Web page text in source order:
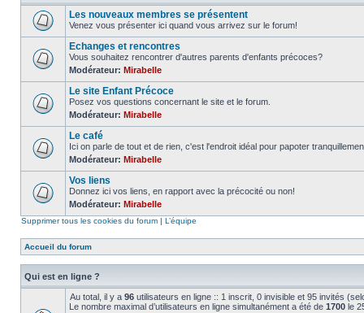
Les nouveaux membres se présentent
Venez vous présenter ici quand vous arrivez sur le forum!
Echanges et rencontres
Vous souhaitez rencontrer d'autres parents d'enfants précoces?
Modérateur: Mirabelle
Le site Enfant Précoce
Posez vos questions concernant le site et le forum.
Modérateur: Mirabelle
Le café
Ici on parle de tout et de rien, c'est l'endroit idéal pour papoter
Modérateur: Mirabelle
Vos liens
Donnez ici vos liens, en rapport avec la précocité ou non!
Modérateur: Mirabelle
Supprimer tous les cookies du forum | L’équipe
Accueil du forum
Qui est en ligne ?
Au total, il y a 96 utilisateurs en ligne :: 1 inscrit, 0 invisible et 95 invités
Le nombre maximal d’utilisateurs en ligne simultanément a été de 1700 le